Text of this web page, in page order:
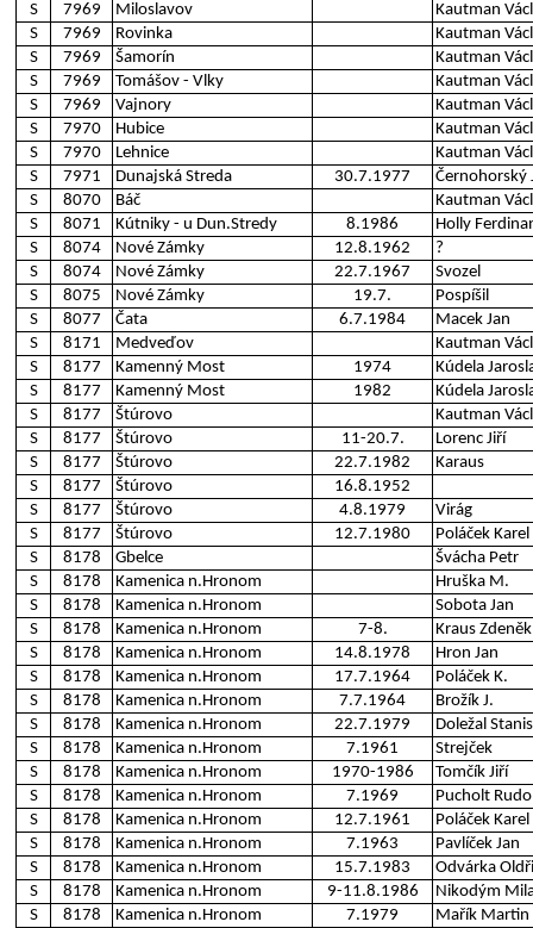
S 7969 Miloslavov
Kautman
S
7969 Rovinka
Kautman
S
7969 Šamorín
Kautman
S
7969 Tomášov - Vlky
Kautman
S
7969 Vajnory
Kautman
S
7970 Hubice
Kautman
S
7970 Lehnice
Kautman
S
7971 Dunajská Streda 30.7.1977
Černohorský
S
8070 Báč
Kautman
S
8071 Kútniky - u Dun.Stredy 8.1986
Holly
S
8074 Nové Zámky 12.8.1962
?
S
8074 Nové Zámky 22.7.1967
Svozel
S
8075 Nové Zámky 19.7.
Pospíšil
S
8077 Čata 6.7.1984
Macek Jan
S
8171 Medveďov
Kautman
S
8177 Kamenný Most 1974
Kúdela
S
8177 Kamenný Most 1982
Kúdela
S
8177 Štúrovo
Kautman
S
8177 Štúrovo 11-20.7.
Lorenc Jiří
S
8177 Štúrovo 22.7.1982
Karaus
S
8177 Štúrovo
16.8.1952
S
8177 Štúrovo 4.8.1979
Virág
S
8177 Štúrovo 12.7.1980
Poláček Karel
S
8178 Gbelce
Švácha Petr
S
8178 Kamenica n.Hronom
Hruška M.
S
8178 Kamenica n.Hronom
Sobota Jan
S
8178 Kamenica n.Hronom 7-8.
Kraus Zdeněk
S
8178 Kamenica n.Hronom 14.8.1978
Hron Jan
S
8178 Kamenica n.Hronom 17.7.1964
Poláček K.
S
8178 Kamenica n.Hronom 7.7.1964
Brožík J.
S
8178 Kamenica n.Hronom 22.7.1979
Doležal
S
8178 Kamenica n.Hronom 7.1961
Strejček
S
8178 Kamenica n.Hronom 1970-1986
Tomčík Jiří
S
8178 Kamenica n.Hronom 7.1969
Pucholt
S
8178 Kamenica n.Hronom 12.7.1961
Poláček Karel
S
8178 Kamenica n.Hronom 7.1963
Pavlíček Jan
S
8178 Kamenica n.Hronom 15.7.1983
Odvárka
S
8178 Kamenica n.Hronom 9-11.8.1986
Nikodým
S
8178 Kamenica n.Hronom 7.1979
Mařík Martin